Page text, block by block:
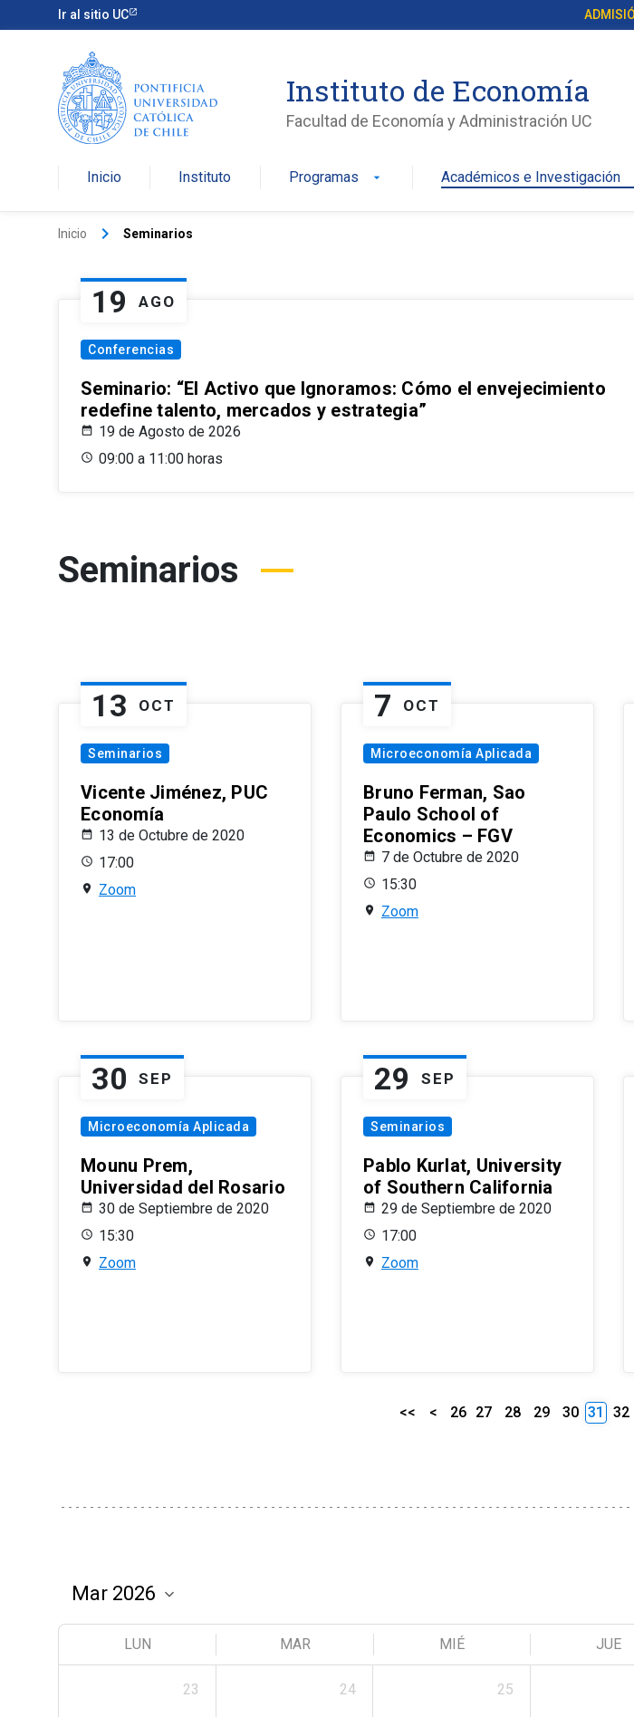
Ir al sitio UC
Instituto de Economía
Facultad de Economía y Administración UC
Inicio Instituto Programas arrow_drop_down Académicos e Investigación
Inicio keyboard_arrow_right Seminarios
19 AGO
Conferencias
Seminario: “El Activo que Ignoramos: Cómo el envejecimiento
redefine talento, mercados y estrategia”
19 de Agosto de 2026
09:00 a 11:00 horas
Seminarios
13 OCT
Seminarios
Vicente Jiménez, PUC
Economía
13 de Octubre de 2020
17:00
Zoom
7 OCT
Microeconomía Aplicada
Bruno Ferman, Sao
Paulo School of
Economics – FGV
7 de Octubre de 2020
15:30
Zoom
30 SEP
Microeconomía Aplicada
Mounu Prem,
Universidad del Rosario
30 de Septiembre de 2020
15:30
Zoom
29 SEP
Seminarios
Pablo Kurlat, University
of Southern California
29 de Septiembre de 2020
17:00
Zoom
<< < 26 27 28 29 30 31 32
LUN MAR MIÉ JUE
23 24 25